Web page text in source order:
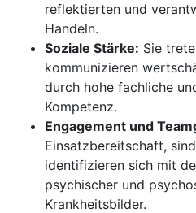
reflektierten und
Handeln.
Soziale Stärke: Sie
kommunizieren
durch hohe fachliche
Kompetenz.
Engagement und
Einsatzbereitschaft,
identifizieren sich mit
psychischer und
Krankheitsbilder.